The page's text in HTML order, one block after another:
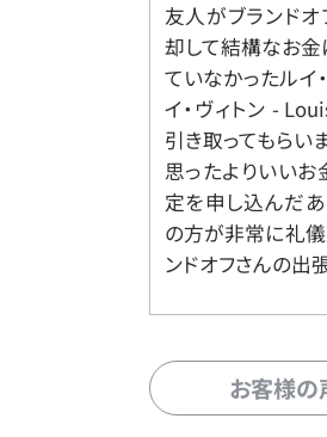
友人がブランド
却して結構なお金
ていなかったルイ
イ・ヴィトン -
引き取ってもらい
思ったよりいいお
定を申し込んだ
の方が非常に礼儀
ンドオフさんの出
お客様